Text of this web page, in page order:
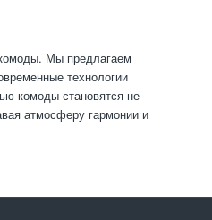
Мы предлагаем
технологии
комоды становятся не
атмосферу гармонии и